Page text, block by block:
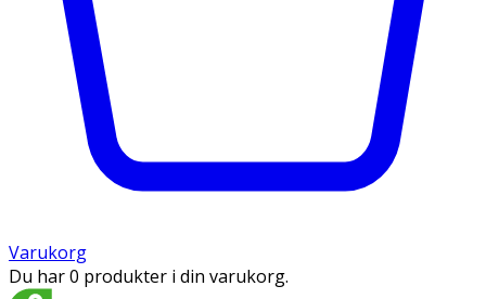
Varukorg
Du har 0 produkter i din varukorg.